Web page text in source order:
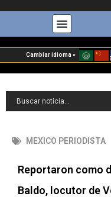
Cambiar idioma »
MEXICO PERIODISTA
Reportaron como
Baldo, locutor de